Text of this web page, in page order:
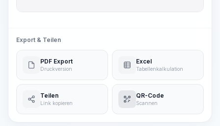
Export & Teilen
PDF Export
Druckversion
Excel
Tabellenkalkulation
Teilen
Link kopieren
QR-Code
Scannen